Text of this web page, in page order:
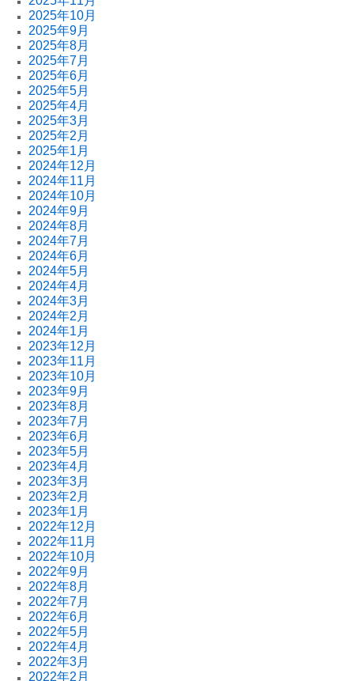
2025年10月
2025年9月
2025年8月
2025年7月
2025年6月
2025年5月
2025年4月
2025年3月
2025年2月
2025年1月
2024年12月
2024年11月
2024年10月
2024年9月
2024年8月
2024年7月
2024年6月
2024年5月
2024年4月
2024年3月
2024年2月
2024年1月
2023年12月
2023年11月
2023年10月
2023年9月
2023年8月
2023年7月
2023年6月
2023年5月
2023年4月
2023年3月
2023年2月
2023年1月
2022年12月
2022年11月
2022年10月
2022年9月
2022年8月
2022年7月
2022年6月
2022年5月
2022年4月
2022年3月
2022年2月